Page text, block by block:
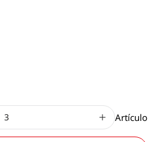
Artículo